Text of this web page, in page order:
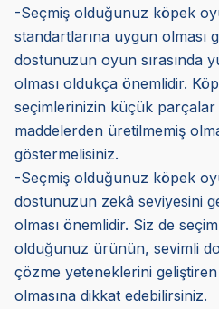
-Seçmiş olduğunuz köpek
standartlarına uygun olması
dostunuzun oyun sırasında
olması oldukça önemlidir.
seçimlerinizin küçük
maddelerden üretilmemiş
göstermelisiniz.
-Seçmiş olduğunuz köpek
dostunuzun zekâ seviyesini
olması önemlidir. Siz de
olduğunuz ürünün, sevimli
çözme yeteneklerini
olmasına dikkat edebilirsiniz.